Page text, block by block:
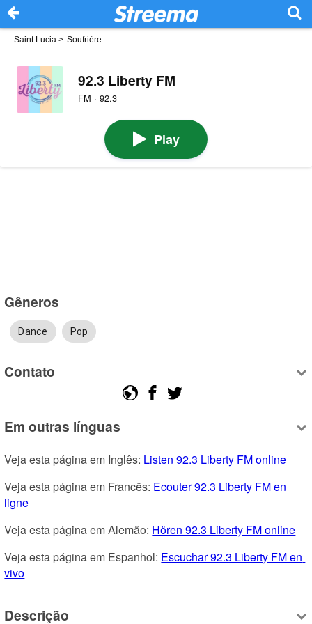
Saint Lucia > Soufrière
92.3 Liberty FM
FM · 92.3
Play
Gêneros
Dance Pop
Contato
Em outras línguas
Veja esta página em Inglês: Listen 92.3 Liberty FM online
Veja esta página em Francês: Ecouter 92.3 Liberty FM en
ligne
Veja esta página em Alemão: Hören 92.3 Liberty FM online
Veja esta página em Espanhol: Escuchar 92.3 Liberty FM en
vivo
Descrição